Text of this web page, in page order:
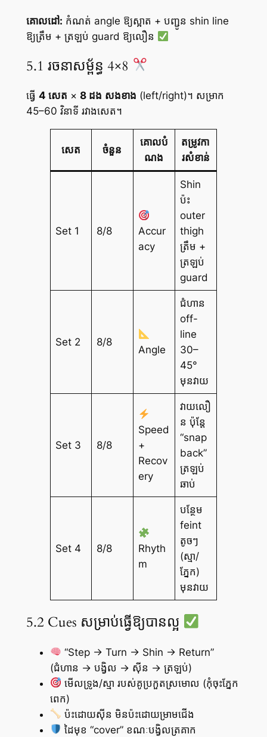
គោលដៅ: កំណត់ angle ឱ្យស្អាត + បញ្ជូន shin line
ឱ្យត្រឹម + ត្រឡប់ guard ឱ្យលឿន
5.1 រចនាសម្ព័ន្ធ 4×8
ធ្វើ 4 សេត × 8 ដង សងខាង (left/right)។ សម្រាក
45–60 វិនាទី រវាងសេត។
សេត ចំនួន
គោលបំ
ណង
តម្រូវកា
រសំខាន់
Set 1 8/8
Accur
acy
Shin
ប៉ះ
outer
thigh
ត្រឹម +
ត្រឡប់
guard
Set 2 8/8
Angle
ជំហាន
off-
line
30–
45°
មុនវាយ
Set 3 8/8
Speed
+
Recov
ery
វាយលឿ
ន ប៉ុន្តែ
“snap
back”
ត្រឡប់
ឆាប់
Set 4 8/8
Rhyth
m
បន្ថែម
feint
តូចៗ
(ស្មា/
ភ្នែក)
មុនវាយ
5.2 Cues សម្រាប់ធ្វើឱ្យបានល្អ
“Step → Turn → Shin → Return”
(ជំហាន → បង្វិល → ស៊ីន → ត្រឡប់)
មើលទ្រូង/ស្មា របស់គូប្រកួតស្រមោល (កុំចុះភ្នែក
ពេក)
ប៉ះដោយស៊ីន មិនប៉ះដោយម្រាមជើង
ដៃមុខ “cover” ខណៈបង្វិលត្រគាក